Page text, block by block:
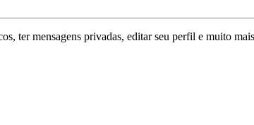
ter mensagens privadas, editar seu perfil e muito